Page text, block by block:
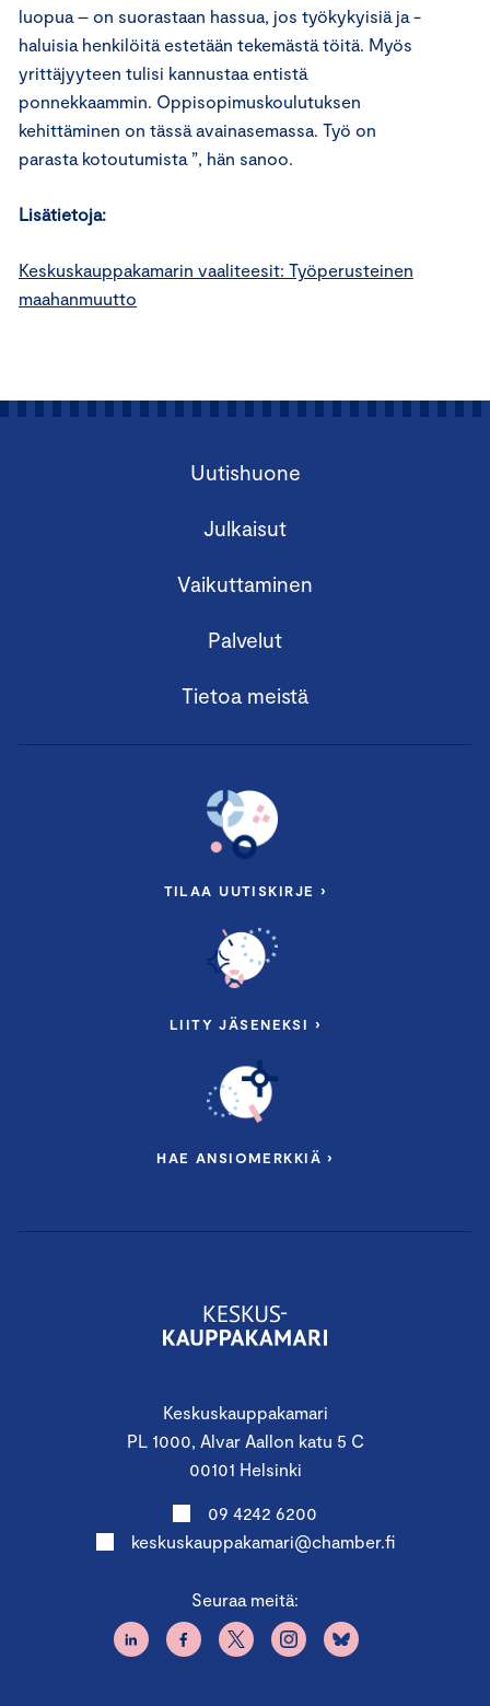
luopua – on suorastaan hassua, jos työkykyisiä ja -
haluisia henkilöitä estetään tekemästä töitä. Myös
yrittäjyyteen tulisi kannustaa entistä
ponnekkaammin. Oppisopimuskoulutuksen
kehittäminen on tässä avainasemassa. Työ on
parasta kotoutumista ”, hän sanoo.
Lisätietoja:
Keskuskauppakamarin vaaliteesit: Työperusteinen
maahanmuutto
Keskuskauppakamari
PL 1000, Alvar Aallon katu 5 C
00101 Helsinki
09 4242 6200
keskuskauppakamari@chamber.fi
Seuraa meitä:
Uutishuone
Julkaisut
Vaikuttaminen
Palvelut
Tietoa meistä
TILAA UUTISKIRJE ›
LIITY JÄSENEKSI ›
HAE ANSIOMERKKIÄ ›